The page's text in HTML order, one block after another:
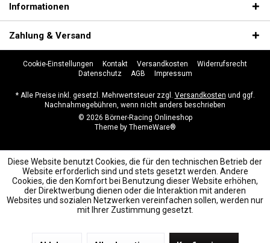
Informationen
Zahlung & Versand
Cookie-Einstellungen Kontakt Versandkosten
Widerrufsrecht
Datenschutz
AGB Impressum
* Alle Preise inkl. gesetzl. Mehrwertsteuer zzgl. Versandkosten und ggf.
Nachnahmegebühren, wenn nicht anders beschrieben
© 2026 Börner-Racing Onlineshop
Theme by ThemeWare®
Diese Website benutzt Cookies, die für den technischen Betrieb der
Website erforderlich sind und stets gesetzt werden. Andere
Cookies, die den Komfort bei Benutzung dieser Website erhöhen,
der Direktwerbung dienen oder die Interaktion mit anderen
Websites und sozialen Netzwerken vereinfachen sollen, werden nur
mit Ihrer Zustimmung gesetzt.